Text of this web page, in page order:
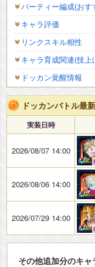
パーティー編成(おす
キャラ評価
リンクスキル相性
キャラ育成関連(技上
ドッカン覚醒情報
ドッカンバトル最
実装日時
2026/08/07 14:00
2026/08/06 14:00
2026/07/29 14:00
その他追加分のキャ